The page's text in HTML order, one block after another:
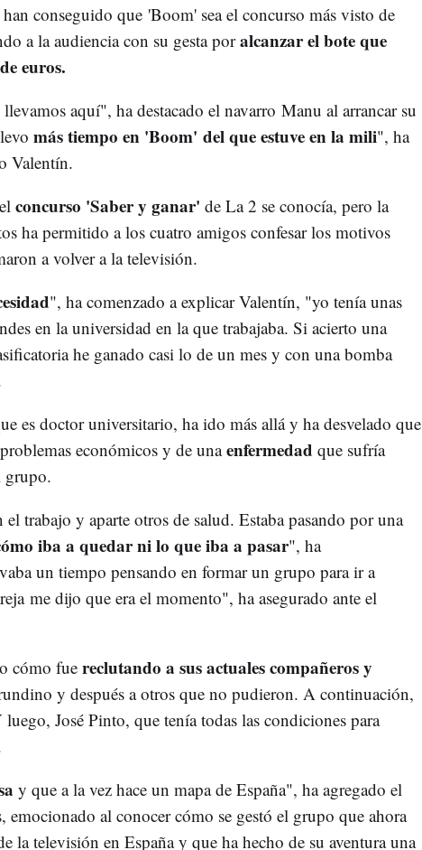
conseguido que 'Boom' sea el concurso más visto de
a la audiencia con su gesta poralcanzar el bote que
euros.
aquí", ha destacado el navarro Manu al arrancar su
más tiempo en 'Boom' del que estuve en la mili", ha
Valentín.
concurso 'Saber y ganar' de La 2 se conocía, pero la
ha permitido a los cuatro amigos confesar los motivos
a volver a la televisión.
", ha comenzado a explicar Valentín, "yo tenía unas
en la universidad en la que trabajaba. Si acierto una
he ganado casi lo de un mes y con una bomba
es doctor universitario, ha ido más allá y ha desvelado que
económicos y de unaenfermedad que sufría
grupo.
el trabajo y aparte otros de salud. Estaba pasando por una
iba a quedar ni lo que iba a pasar", ha
un tiempo pensando en formar un grupo para ir a
me dijo que era el momento", ha asegurado ante el
cómo fue reclutando a sus actuales compañeros y
y después a otros que no pudieron. A continuación,
José Pinto, que tenía todas las condiciones para
y que a la vez hace un mapa de España", ha agregado el
emocionado al conocer cómo se gestó el grupo que ahora
la televisión en España y que ha hecho de su aventura una